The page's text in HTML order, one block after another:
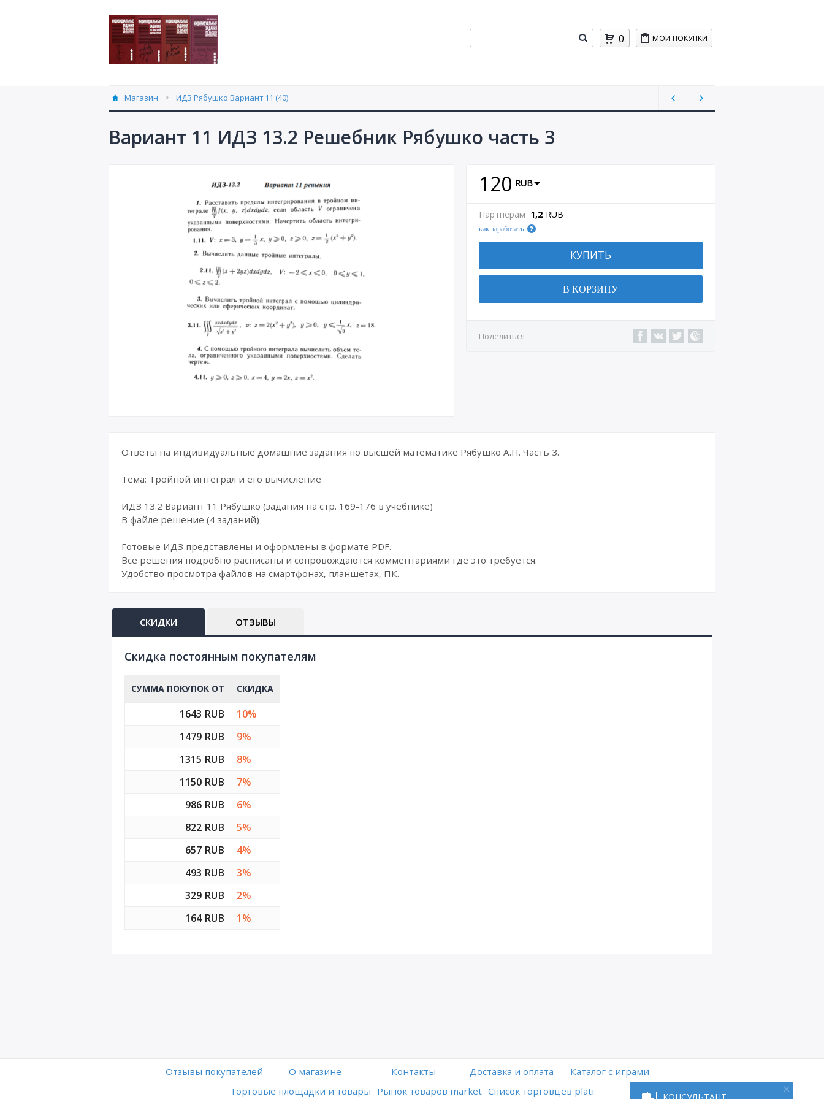
МОИ ПОКУПКИ
0
Магазин ИДЗ Рябушко Вариант 11 (40)
Вариант 11 ИДЗ 13.2 Решебник Рябушко часть 3
120 RUB
Партнерам 1,2 RUB
как заработать
КУПИТЬ
В КОРЗИНУ
Поделиться
Ответы на индивидуальные домашние задания по высшей математике Рябушко А.П. Часть 3.
Тема: Тройной интеграл и его вычисление
ИДЗ 13.2 Вариант 11 Рябушко (задания на стр. 169-176 в учебнике)
В файле решение (4 заданий)
Готовые ИДЗ представлены и оформлены в формате PDF.
Все решения подробно расписаны и сопровождаются комментариями где это требуется.
Удобство просмотра файлов на смартфонах, планшетах, ПК.
СКИДКИ ОТЗЫВЫ
Cкидка постоянным покупателям
СУММА ПОКУПОК ОТ СКИДКА
1643 RUB
10%
1479 RUB
9%
1315 RUB
8%
1150 RUB
7%
986 RUB
6%
822 RUB
5%
657 RUB
4%
493 RUB
3%
329 RUB
2%
164 RUB
1%
Отзывы покупателей O магазине Контакты Доставка и оплата
Каталог с играми
Торговые площадки и товары Рынок товаров market Список торговцев plati